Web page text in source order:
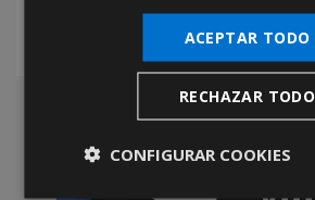
ACEPTAR TODO
RECHAZAR TODO
CONFIGURAR COOKIES